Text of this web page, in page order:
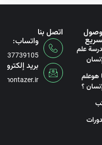
علم
هوعلم
؟
اتصل بنا
واتساب:
بريد